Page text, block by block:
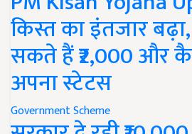
किस्त का इंतजार
सकते हैं ₹2,000 और
अपना स्टेटस
Government Scheme